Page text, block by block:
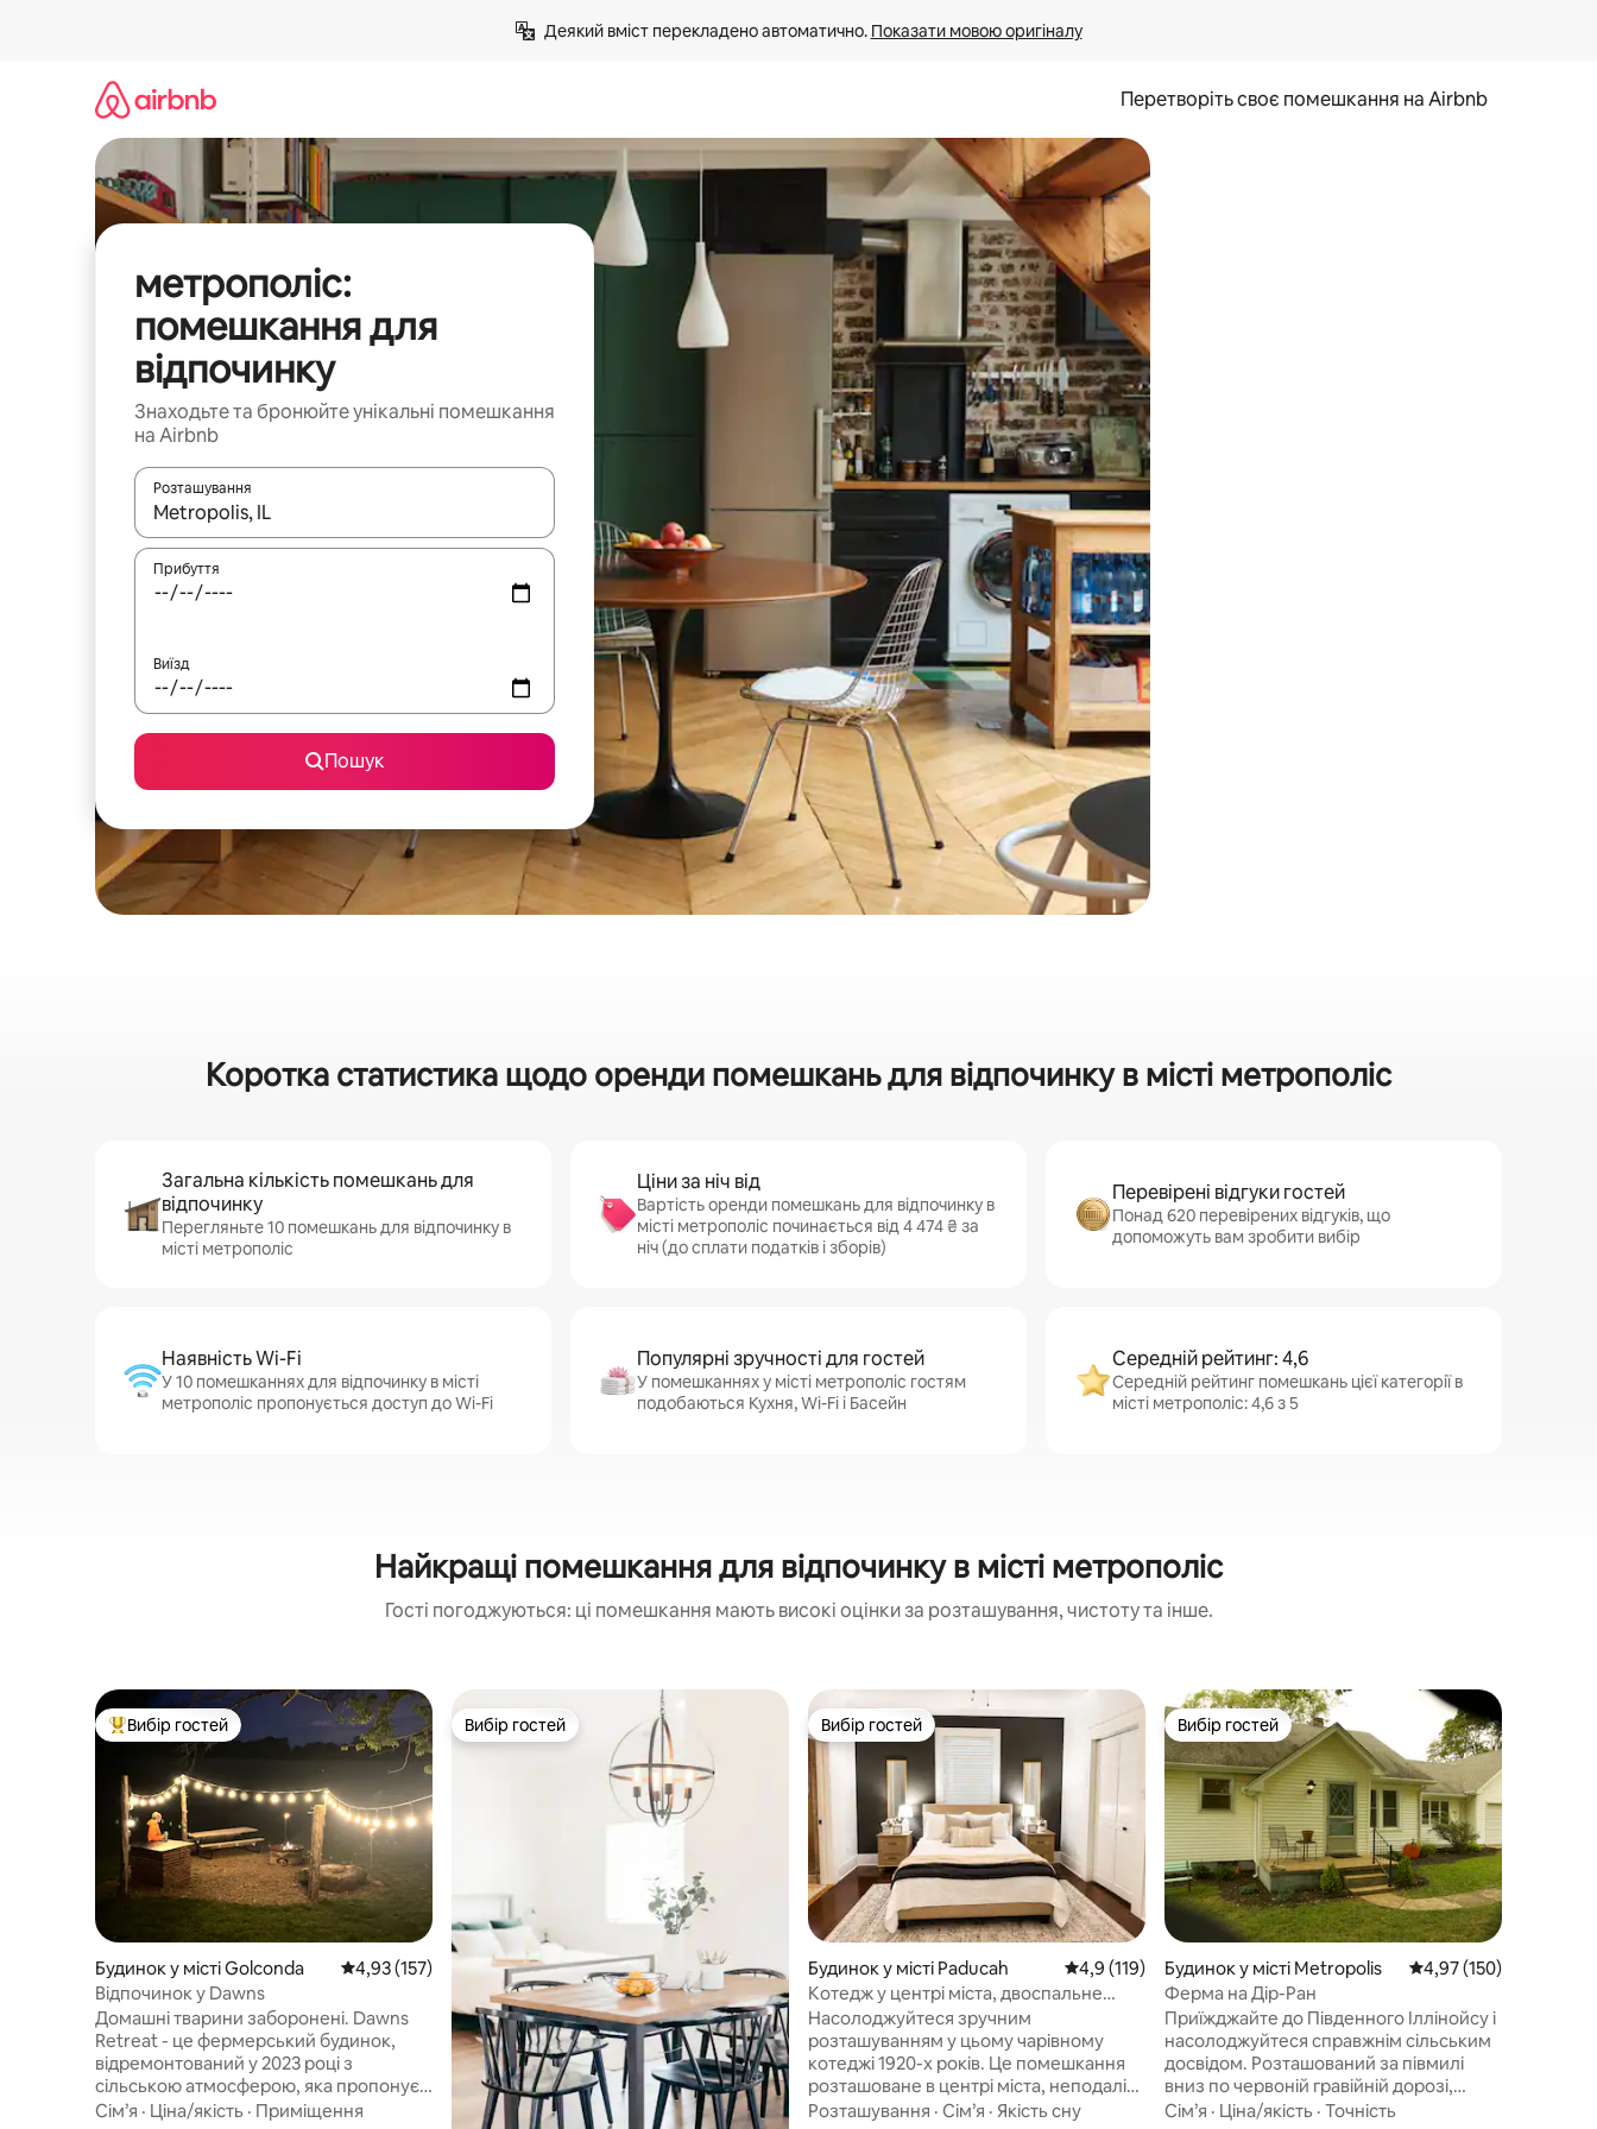
Деякий вміст перекладено автоматично. Показати мовою оригіналу
Перетворіть своє помешкання на Airbnb
метрополіс:
помешкання для
відпочинку
Знаходьте та бронюйте унікальні помешкання
на Airbnb
Розташування
Отримавши результати пошуку, використовуйте для навігації сторінкою клавіші зі стрілками вгору та вниз або жести дотику та гортання.
Прибуття
Виїзд
Пошук
Коротка статистика щодо оренди помешкань для відпочинку в місті метрополіс
Загальна кількість помешкань для
відпочинку
Перегляньте 10 помешкань для відпочинку в
місті метрополіс
Ціни за ніч від
Вартість оренди помешкань для відпочинку в
місті метрополіс починається від 4 474 ₴ за
ніч (до сплати податків і зборів)
Перевірені відгуки гостей
Понад 620 перевірених відгуків, що
допоможуть вам зробити вибір
Наявність Wi-Fi
У 10 помешканнях для відпочинку в місті
метрополіс пропонується доступ до Wi-Fi
Популярні зручності для гостей
У помешканнях у місті метрополіс гостям
подобаються Кухня, Wi-Fi і Басейн
Середній рейтинг: 4,6
Середній рейтинг помешкань цієї категорії в
місті метрополіс: 4,6 з 5
Найкращі помешкання для відпочинку в місті метрополіс
Гості погоджуються: ці помешкання мають високі оцінки за розташування, чистоту та інше.
Топ вибір гостей
Вибір гостей
Будинок у місті Golconda Середня оцінка: 4,93 з 5, відгуки: 157
4,93 (157)
Відпочинок у Dawns
Домашні тварини заборонені. Dawns
Retreat - це фермерський будинок,
відремонтований у 2023 році з
сільською атмосферою, яка пропонує
затишне спокійне перебування. Wi-Fi 3
Сім’я · Ціна/якість · Приміщення
Вибір гостей
Вибір гостей Вибір гостей
Вибір гостей
Будинок у місті Paducah Середня оцінка: 4,9 з 5, відгуки: 119
4,9 (119)
Котедж у центрі міста, двоспальне
ліжко, можна з тваринами
Насолоджуйтеся зручним
розташуванням у цьому чарівному
котеджі 1920-х років. Це помешкання
розташоване в центрі міста, неподалік
від ресторанів, кафе та торгового
Розташування · Сім’я · Якість сну
Вибір гостей
Вибір гостей
Будинок у місті Metropolis Середня оцінка: 4,97
4,97 (150)
Ферма на Дір-Ран
Приїжджайте до Південного Іллінойсу і
насолоджуйтеся справжнім сільським
досвідом. Розташований за півмилі
вниз по червоній гравійній дорозі,
заміський фермерський будинок
Сім’я · Ціна/якість · Точність